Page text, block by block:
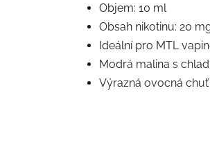
Objem: 10 ml
Obsah nikotinu: 20
Ideální pro MTL
Modrá malina s
Výrazná ovocná